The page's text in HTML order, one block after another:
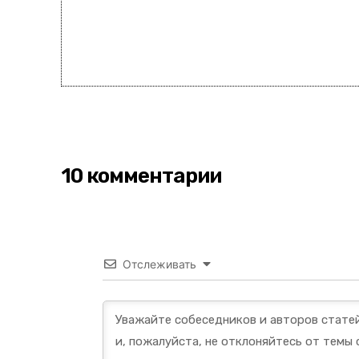
10 комментарии
Отслеживать